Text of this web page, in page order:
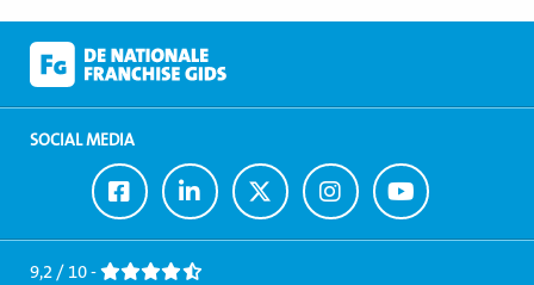
SOCIAL MEDIA
Ga
naar
Facebook
Ga
naar
LinkedIn
Ga
naar
Twitter
Ga
naar
Instagram
Ga
naar
Youtube
9,2 / 10 -